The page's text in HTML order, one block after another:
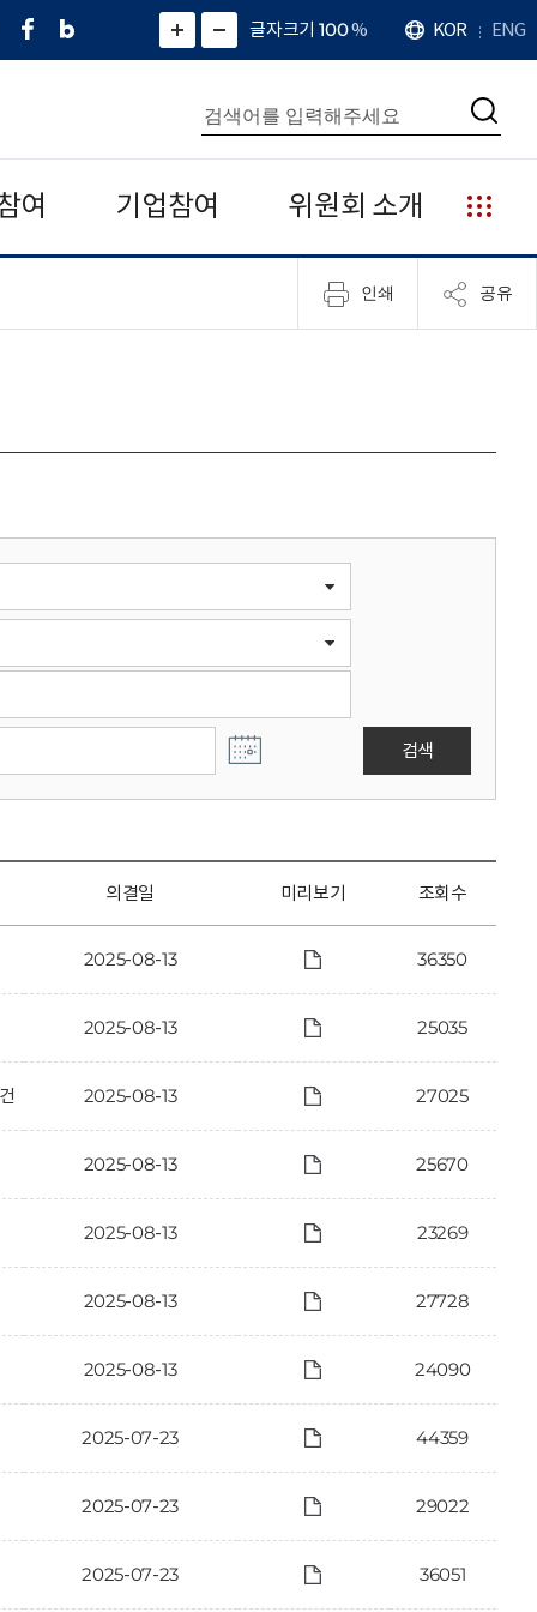
페
네
그
)
화
면
면
소
확
대
치
글자크기 100%
언
어
KOR ENG
통
합
검
색
검
여 기업참여 위원회 소개
누
리
집
안
인쇄 공유
검색
의결일 미리보기 조회수
2025-08-13 36350
2025-08-13 25035
2025-08-13 27025
2025-08-13 25670
2025-08-13 23269
2025-08-13 27728
2025-08-13 24090
2025-07-23 44359
2025-07-23 29022
2025-07-23 36051